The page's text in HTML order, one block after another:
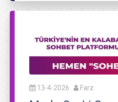
13-4-2026 Farz